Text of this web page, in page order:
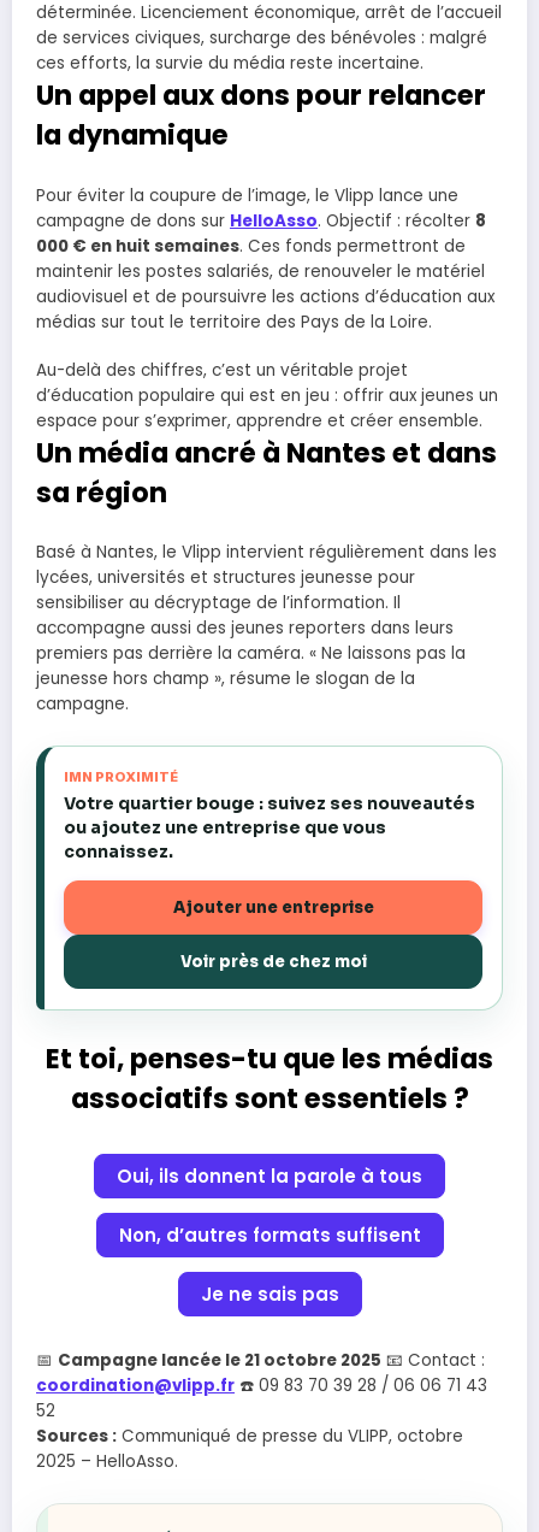
déterminée. Licenciement économique, arrêt de l’accueil
de services civiques, surcharge des bénévoles : malgré
ces efforts, la survie du média reste incertaine.
Un appel aux dons pour relancer
la dynamique
Pour éviter la coupure de l’image, le Vlipp lance une
campagne de dons sur HelloAsso. Objectif : récolter 8
000 € en huit semaines. Ces fonds permettront de
maintenir les postes salariés, de renouveler le matériel
audiovisuel et de poursuivre les actions d’éducation aux
médias sur tout le territoire des Pays de la Loire.
Au-delà des chiffres, c’est un véritable projet
d’éducation populaire qui est en jeu : offrir aux jeunes un
espace pour s’exprimer, apprendre et créer ensemble.
Un média ancré à Nantes et dans
sa région
Basé à Nantes, le Vlipp intervient régulièrement dans les
lycées, universités et structures jeunesse pour
sensibiliser au décryptage de l’information. Il
accompagne aussi des jeunes reporters dans leurs
premiers pas derrière la caméra. « Ne laissons pas la
jeunesse hors champ », résume le slogan de la
campagne.
IMN PROXIMITÉ
Votre quartier bouge : suivez ses nouveautés
ou ajoutez une entreprise que vous
connaissez.
Ajouter une entreprise
Voir près de chez moi
Et toi, penses-tu que les médias
associatifs sont essentiels ?
Oui, ils donnent la parole à tous
Non, d’autres formats suffisent
Je ne sais pas
📅 Campagne lancée le 21 octobre 2025 📧 Contact :
coordination@vlipp.fr ☎️ 09 83 70 39 28 / 06 06 71 43
52
Sources : Communiqué de presse du VLIPP, octobre
2025 – HelloAsso.